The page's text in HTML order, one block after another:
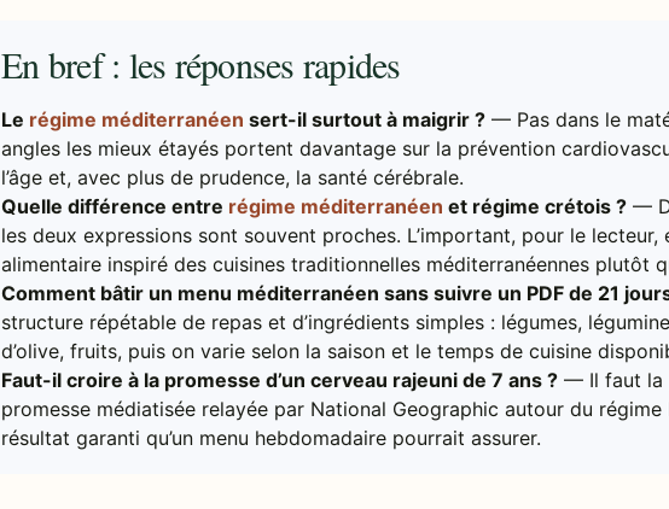
En bref : les réponses rapides
Le régime méditerranéen sert-il surtout à maigrir ? — Pas dans le
angles les mieux étayés portent davantage sur la prévention
l’âge et, avec plus de prudence, la santé cérébrale.
Quelle différence entre régime méditerranéen et régime crétois ? —
les deux expressions sont souvent proches. L’important, pour le
alimentaire inspiré des cuisines traditionnelles méditerranéennes plutôt
Comment bâtir un menu méditerranéen sans suivre un PDF de 21
structure répétable de repas et d’ingrédients simples : légumes,
d’olive, fruits, puis on varie selon la saison et le temps de cuisine
Faut-il croire à la promesse d’un cerveau rajeuni de 7 ans ? — Il faut la
promesse médiatisée relayée par National Geographic autour du régime
résultat garanti qu’un menu hebdomadaire pourrait assurer.